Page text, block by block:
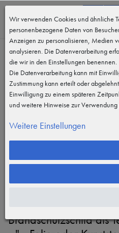
MENÜ
Vergrößern
Brandschutzschild als
Wir verwenden Cookies und ähnliche
personenbezogene Daten von
Anzeigen zu personalisieren, Medien
analysieren. Die Datenverarbeitung
die wir in den Einstellungen benennen.
Die Datenverarbeitung kann mit
Zustimmung kann erteilt oder
Einwilligung zu einem späteren
und weitere Hinweise zur
Weitere Einstellungen